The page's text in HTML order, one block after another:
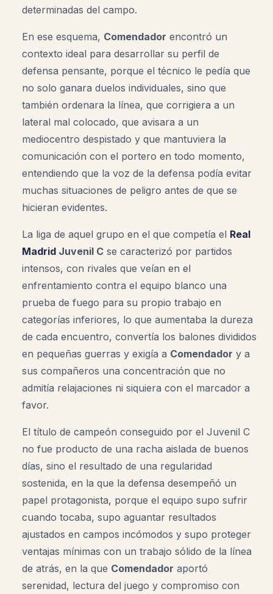
determinadas del campo.
En ese esquema, Comendador encontró un
contexto ideal para desarrollar su perfil de
defensa pensante, porque el técnico le pedía que
no solo ganara duelos individuales, sino que
también ordenara la línea, que corrigiera a un
lateral mal colocado, que avisara a un
mediocentro despistado y que mantuviera la
comunicación con el portero en todo momento,
entendiendo que la voz de la defensa podía evitar
muchas situaciones de peligro antes de que se
hicieran evidentes.
La liga de aquel grupo en el que competía el Real
Madrid Juvenil C se caracterizó por partidos
intensos, con rivales que veían en el
enfrentamiento contra el equipo blanco una
prueba de fuego para su propio trabajo en
categorías inferiores, lo que aumentaba la dureza
de cada encuentro, convertía los balones divididos
en pequeñas guerras y exigía a Comendador y a
sus compañeros una concentración que no
admitía relajaciones ni siquiera con el marcador a
favor.
El título de campeón conseguido por el Juvenil C
no fue producto de una racha aislada de buenos
días, sino el resultado de una regularidad
sostenida, en la que la defensa desempeñó un
papel protagonista, porque el equipo supo sufrir
cuando tocaba, supo aguantar resultados
ajustados en campos incómodos y supo proteger
ventajas mínimas con un trabajo sólido de la línea
de atrás, en la que Comendador aportó
serenidad, lectura del juego y compromiso con